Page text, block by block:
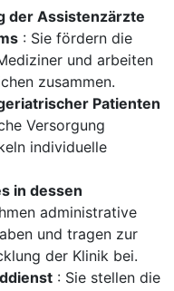
der Assistenzärzte
: Sie fördern die
und arbeiten
zusammen.
Patienten
Versorgung
individuelle
in dessen
administrative
und tragen zur
der Klinik bei.
: Sie stellen die